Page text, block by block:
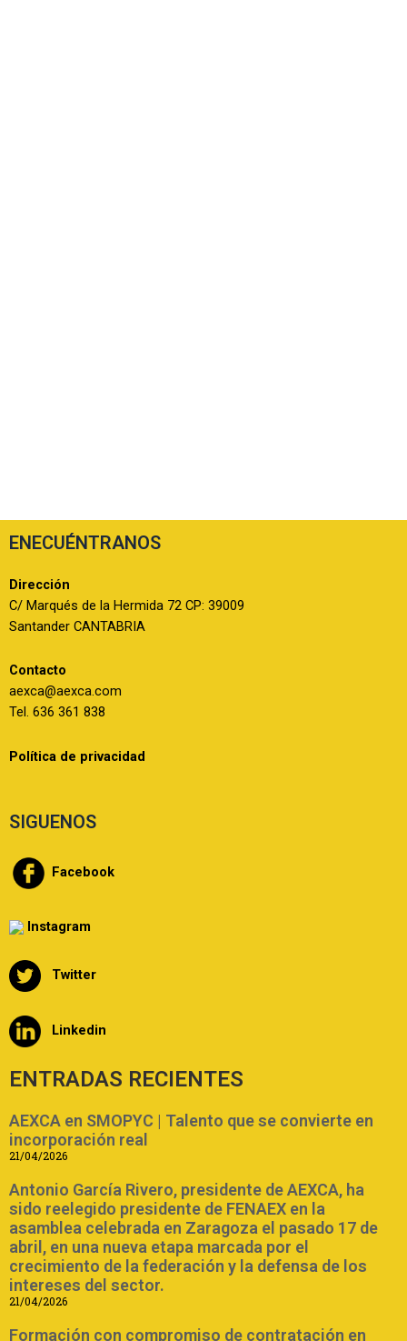
ENECUÉNTRANOS
Dirección
C/ Marqués de la Hermida 72 CP: 39009
Santander CANTABRIA
Contacto
aexca@aexca.com
Tel. 636 361 838
Política de privacidad
SIGUENOS
Facebook
Instagram
Twitter
Linkedin
ENTRADAS RECIENTES
AEXCA en SMOPYC | Talento que se convierte en
incorporación real
21/04/2026
Antonio García Rivero, presidente de AEXCA, ha
sido reelegido presidente de FENAEX en la
asamblea celebrada en Zaragoza el pasado 17 de
abril, en una nueva etapa marcada por el
crecimiento de la federación y la defensa de los
intereses del sector.
21/04/2026
Formación con compromiso de contratación en